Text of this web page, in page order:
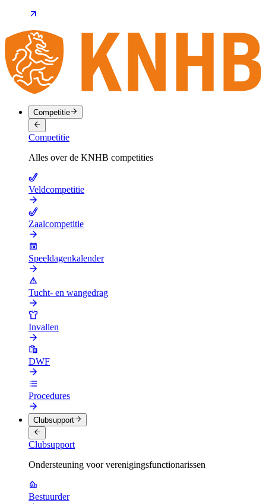
Competitie
Competitie
Alles over de KNHB competities
Veldcompetitie
Zaalcompetitie
Speeldagenkalender
Tucht- en wangedrag
Invallen
DWF
Procedures
Clubsupport
Clubsupport
Ondersteuning voor verenigingsfunctionarissen
Bestuurder